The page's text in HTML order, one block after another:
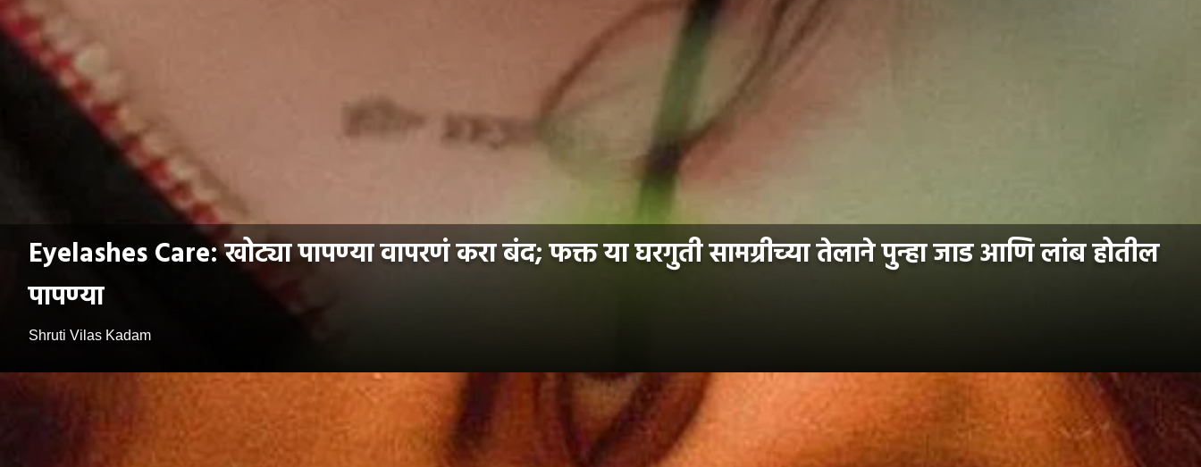
Eyelashes Care: खोट्या पापण्या वापरणं करा बंद; फक्त या घरगुती सामग्रीच्या तेलाने पुन्हा जाड आणि लांब होतील
पापण्या
Shruti Vilas Kadam